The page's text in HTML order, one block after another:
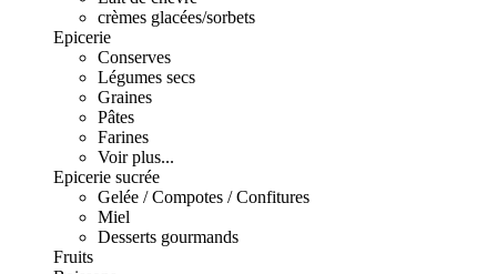
crèmes glacées/sorbets
Epicerie
Conserves
Légumes secs
Graines
Pâtes
Farines
Voir plus...
Epicerie sucrée
Gelée / Compotes / Confitures
Miel
Desserts gourmands
Fruits